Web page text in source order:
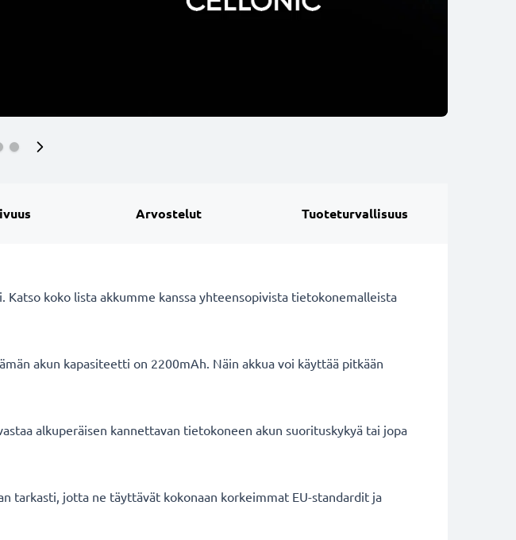
Arvostelut Tuoteturvallisuus
koko lista akkumme kanssa yhteensopivista tietokonemalleista
akun kapasiteetti on 2200mAh. Näin akkua voi käyttää pitkään
alkuperäisen kannettavan tietokoneen akun suorituskykyä tai jopa
tarkasti, jotta ne täyttävät kokonaan korkeimmat EU-standardit ja